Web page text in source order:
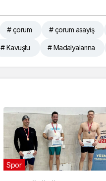
# çorum # çorum asayiş
# Kavuştu # Madalyalarına
Spor